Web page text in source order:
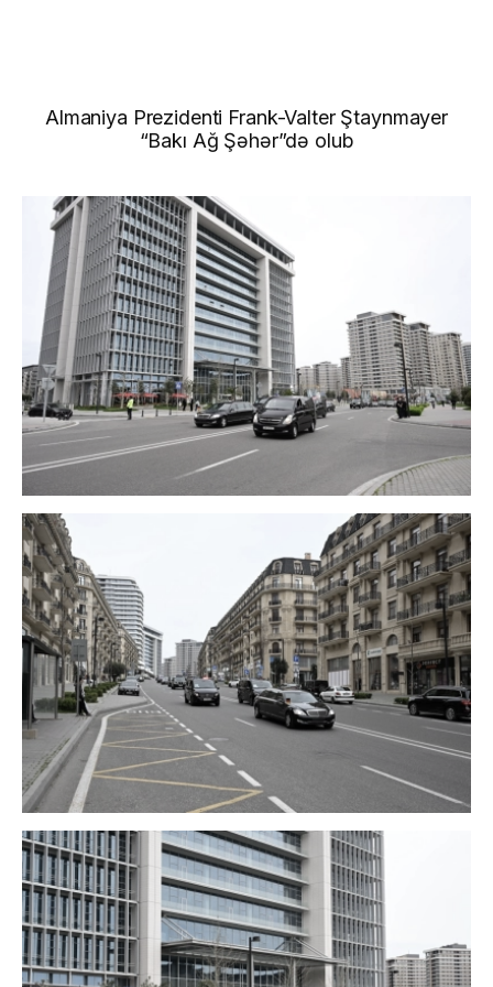
Xəbərlər
Qalereya
Video
Almaniya Prezidenti Frank-Valter Ştaynmayer
“Bakı Ağ Şəhər”də olub